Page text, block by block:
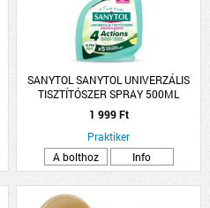
SANYTOL SANYTOL UNIVERZÁLIS
TISZTÍTÓSZER SPRAY 500ML
1 999 Ft
Praktiker
A bolthoz
Info